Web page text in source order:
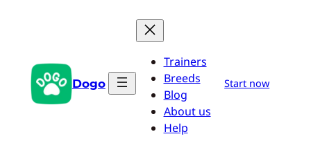
Dogo
Trainers
Breeds
Blog
About us
Help
Start now